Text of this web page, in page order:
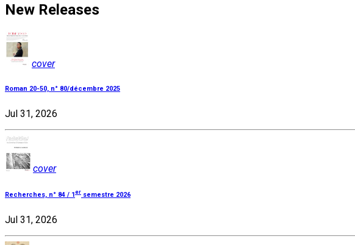
New Releases
cover
Roman 20-50, n° 80/décembre 2025
Jul 31, 2026
cover
Recherches, n° 84 / 1 er semestre 2026
Jul 31, 2026